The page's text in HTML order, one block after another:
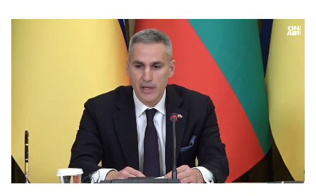
Unmute Loaded
69.88%